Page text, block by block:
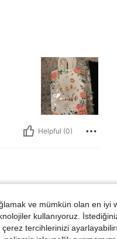
Helpful (0)
ve mümkün olan en iyi
kullanıyoruz.
tercihlerinizi